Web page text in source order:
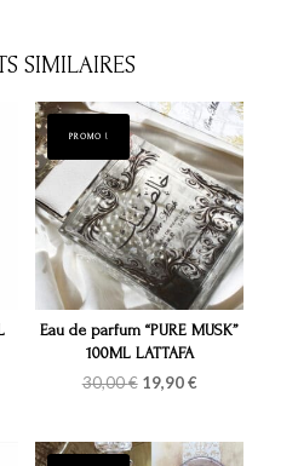
SIMILAIRES
PROMO !
Eau de parfum “PURE MUSK”
100ML LATTAFA
30,00€ Le
30,00 €.
19,90€Le
19,90 €.